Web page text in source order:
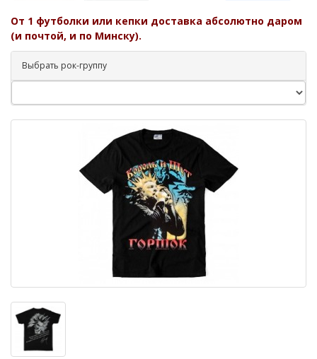
От 1 футболки или кепки доставка абсолютно даром
(и почтой, и по Минску).
Выбрать рок-группу